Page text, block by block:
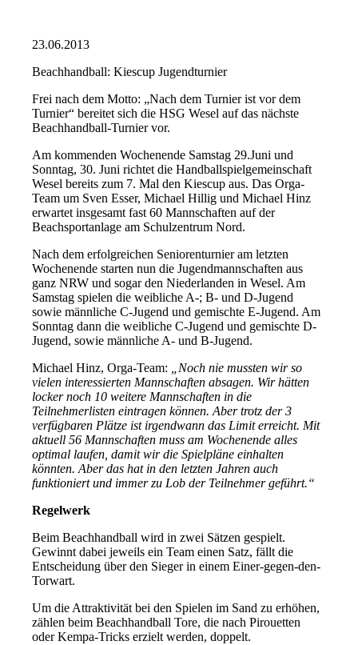
23.06.2013
Beachhandball: Kiescup Jugendturnier
Frei nach dem Motto: „Nach dem Turnier ist vor dem
Turnier“ bereitet sich die HSG Wesel auf das nächste
Beachhandball-Turnier vor.
Am kommenden Wochenende Samstag 29.Juni und
Sonntag, 30. Juni richtet die Handballspielgemeinschaft
Wesel bereits zum 7. Mal den Kiescup aus. Das Orga-
Team um Sven Esser, Michael Hillig und Michael Hinz
erwartet insgesamt fast 60 Mannschaften auf der
Beachsportanlage am Schulzentrum Nord.
Nach dem erfolgreichen Seniorenturnier am letzten
Wochenende starten nun die Jugendmannschaften aus
ganz NRW und sogar den Niederlanden in Wesel. Am
Samstag spielen die weibliche A-; B- und D-Jugend
sowie männliche C-Jugend und gemischte E-Jugend. Am
Sonntag dann die weibliche C-Jugend und gemischte D-
Jugend, sowie männliche A- und B-Jugend.
Michael Hinz, Orga-Team:
„Noch nie mussten wir so
vielen interessierten Mannschaften absagen. Wir hätten
locker noch 10 weitere Mannschaften in die
Teilnehmerlisten eintragen können. Aber trotz der 3
verfügbaren Plätze ist irgendwann das Limit erreicht. Mit
aktuell 56 Mannschaften muss am Wochenende alles
optimal laufen, damit wir die Spielpläne einhalten
könnten. Aber das hat in den letzten Jahren auch
funktioniert und immer zu Lob der Teilnehmer geführt.“
Regelwerk
Beim Beachhandball wird in zwei Sätzen gespielt.
Gewinnt dabei jeweils ein Team einen Satz, fällt die
Entscheidung über den Sieger in einem Einer-gegen-den-
Torwart.
Um die Attraktivität bei den Spielen im Sand zu erhöhen,
zählen beim Beachhandball Tore, die nach Pirouetten
oder Kempa-Tricks erzielt werden, doppelt.